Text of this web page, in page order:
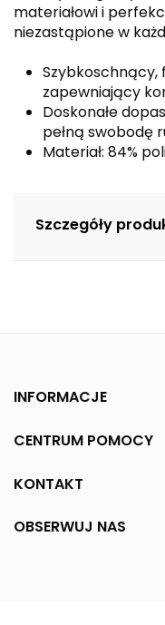
materiałowi i
niezastąpione w
Szybkoschnący,
zapewniający
Doskonałe
pełną swobodę
Materiał: 84%
Szczegóły
INFORMACJE
CENTRUM POMOCY
KONTAKT
OBSERWUJ NAS